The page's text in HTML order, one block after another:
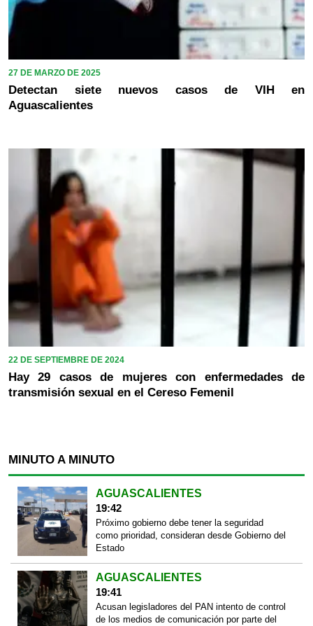
27 DE MARZO DE 2025
Detectan siete nuevos casos de VIH en
Aguascalientes
22 DE SEPTIEMBRE DE 2024
Hay 29 casos de mujeres con enfermedades de
transmisión sexual en el Cereso Femenil
MINUTO A MINUTO
AGUASCALIENTES
19:42
Próximo gobierno debe tener la seguridad
como prioridad, consideran desde Gobierno del
Estado
AGUASCALIENTES
19:41
Acusan legisladores del PAN intento de control
de los medios de comunicación por parte del